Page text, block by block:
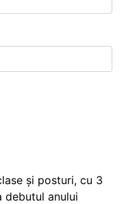
și posturi, cu 3
debutul anului